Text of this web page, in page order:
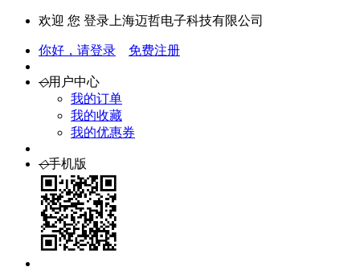
欢迎 您 登录上海迈哲电子科技有限公司
你好，请登录 免费注册
◇用户中心
我的订单
我的收藏
我的优惠券
◇手机版